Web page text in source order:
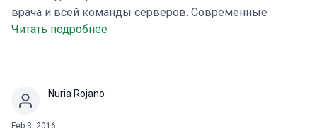
врача и всей команды серверов. Современные
удобства. Изысканное лечение
Читать подробнее
Nuria Rojano
Feb 3, 2016